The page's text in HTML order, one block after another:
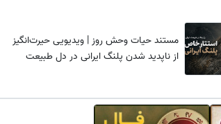
مستند حیات وحش روز | ویدیویی حیرت‌انگیز
از ناپدید شدن پلنگ ایرانی در دل طبیعت